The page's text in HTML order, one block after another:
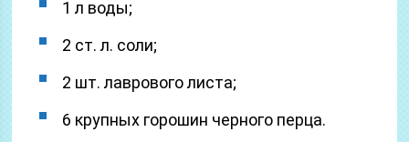
1 л воды;
2 ст. л. соли;
2 шт. лаврового листа;
6 крупных горошин черного перца.